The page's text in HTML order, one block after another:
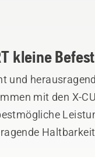
kleine
und
mit den X-